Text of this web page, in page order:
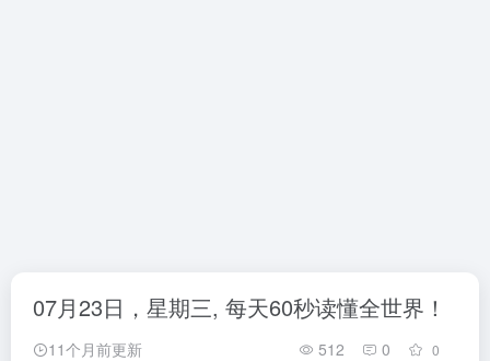
07月23日，星期三, 每天60秒读懂全世界！
11个月前更新 512 0 0